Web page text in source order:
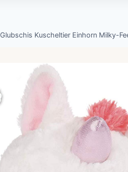
Glubschis Kuscheltier Einhorn Milky-